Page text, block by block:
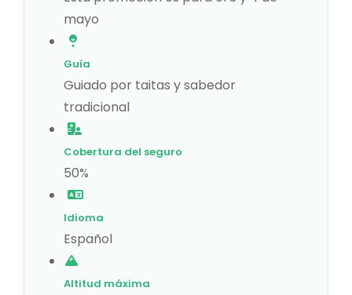
mayo
Guía
Guiado por taitas y sabedor
tradicional
Cobertura del seguro
50%
Idioma
Español
Altitud máxima